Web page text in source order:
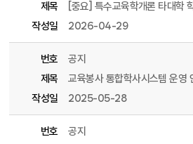
제목
[중요] 특수교육학개론 타대학
작성일
2026-04-29
번호
공지
제목
교육봉사 통합학사시스템 운영
작성일
2025-05-28
번호
공지